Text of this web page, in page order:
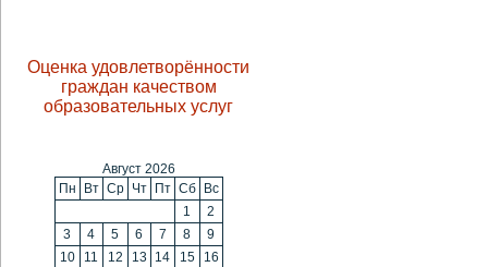
Оценка удовлетворённости
граждан качеством
образовательных услуг
Август 2026
Пн
Вт Ср Чт Пт Сб
Вс
1
2
3
4 5 6 7 8
9
10
11 12 13 14 15
16